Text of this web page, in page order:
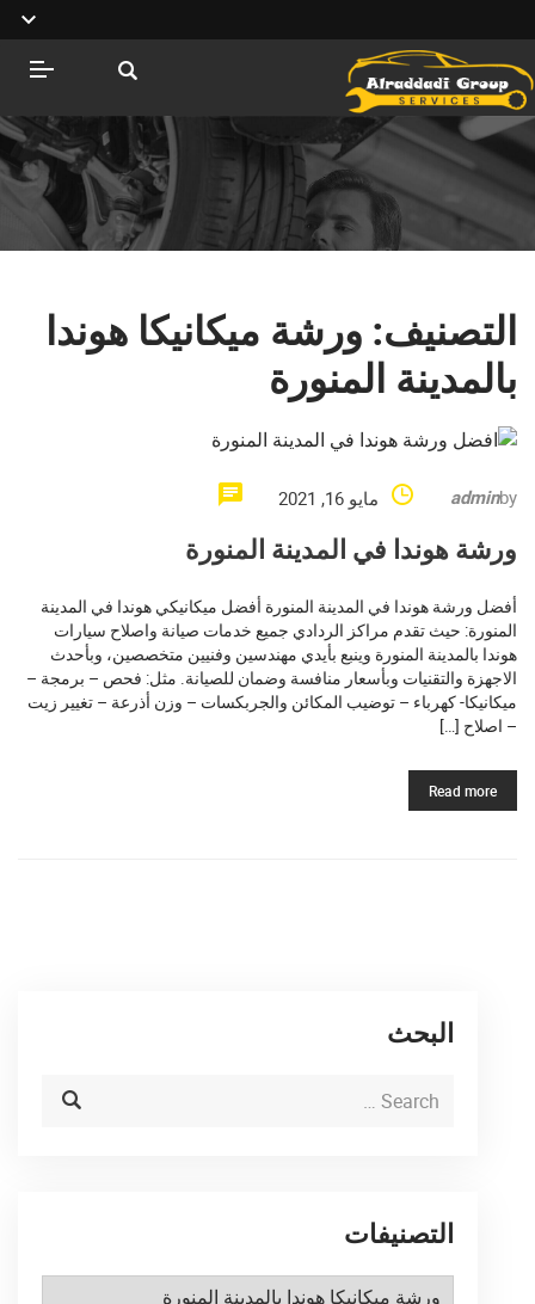
التصنيف: ورشة ميكانيكا هوندا
بالمدينة المنورة
by
admin مايو 16, 2021
ورشة هوندا في المدينة المنورة
أفضل ورشة هوندا في المدينة المنورة أفضل ميكانيكي هوندا في المدينة
المنورة: حيث تقدم مراكز الردادي جميع خدمات صيانة واصلاح سيارات
هوندا بالمدينة المنورة وينبع بأيدي مهندسين وفنيين متخصصين، وبأحدث
الاجهزة والتقنيات وبأسعار منافسة وضمان للصيانة. مثل: فحص – برمجة –
ميكانيكا- كهرباء – توضيب المكائن والجربكسات – وزن أذرعة – تغيير زيت
– اصلاح […]
Read more
البحث
التصنيفات
التصنيفات